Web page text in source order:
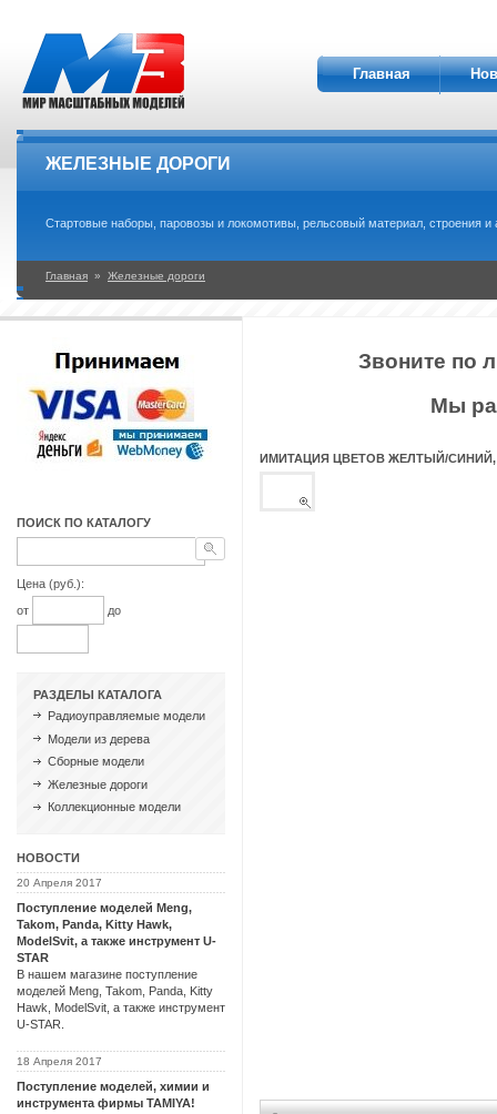
Главная
ЖЕЛЕЗНЫЕ ДОРОГИ
Стартовые наборы, паровозы и локомотивы, рельсовый материал, строения
Главная » Железные дороги
ПОИСК ПО КАТАЛОГУ
Цена (руб.):
от
до
РАЗДЕЛЫ КАТАЛОГА
Радиоуправляемые модели
Модели из дерева
Сборные модели
Железные дороги
Коллекционные модели
НОВОСТИ
20 Апреля 2017
Поступление моделей Meng,
Takom, Panda, Kitty Hawk,
ModelSvit, а также инструмент U-
STAR
В нашем магазине поступление
моделей Meng, Takom, Panda, Kitty
Hawk, ModelSvit, а также инструмент
U-STAR.
18 Апреля 2017
Поступление моделей, химии и
инструмента фирмы TAMIYA!
Звоните по
Мы
ИМИТАЦИЯ ЦВЕТОВ ЖЕЛТЫЙ/СИНИЙ,